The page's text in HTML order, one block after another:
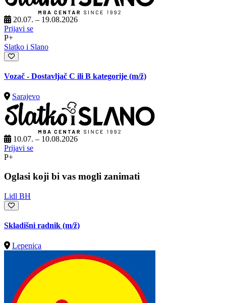
20.07. – 19.08.2026
Prijavi se
P+
Slatko i Slano
Vozač - Dostavljač C ili B kategorije (m/ž)
Sarajevo
10.07. – 10.08.2026
Prijavi se
P+
Oglasi koji bi vas mogli zanimati
Lidl BH
Skladišni radnik (m/ž)
Lepenica